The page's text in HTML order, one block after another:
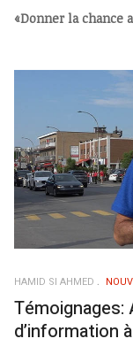
«Donner la chance
HAMID SI AHMED
Témoignages:
d’information